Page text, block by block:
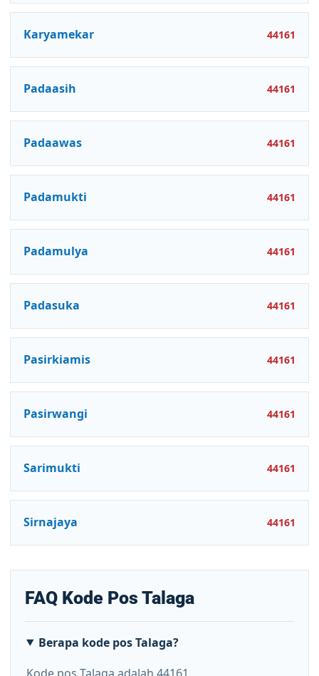
Karyamekar 44161
Padaasih 44161
Padaawas 44161
Padamukti 44161
Padamulya 44161
Padasuka 44161
Pasirkiamis 44161
Pasirwangi 44161
Sarimukti 44161
Sirnajaya 44161
FAQ Kode Pos Talaga
Berapa kode pos Talaga?
Kode pos Talaga adalah 44161.